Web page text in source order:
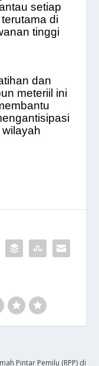
setiap
di
tinggi
dan
meteriil ini
Pintar Pemilu (RPP) di